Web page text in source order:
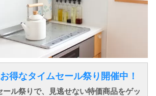
得なタイムセール祭り開催中！
ル祭りで、見逃せない特価商品をゲッ